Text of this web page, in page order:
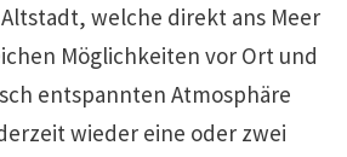
welche direkt ans Meer
Möglichkeiten vor Ort und
entspannten Atmosphäre
wieder eine oder zwei